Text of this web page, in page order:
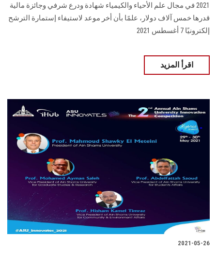
2021 في مجال علم الأحياء والكيمياء شهادة ودرع شرفي وجائزة مالية
قدرها خمس آلاف دولار، علمًا بأن أخر موعد لاستيفاء إستمارة الترشح
إلكترونيًا 7 أغسطس 2021
اقرأ المزيد
2021-05-26